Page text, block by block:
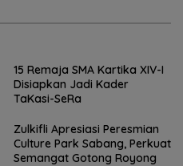
15 Remaja SMA Kartika XIV-I
Disiapkan Jadi Kader
TaKasi-SeRa
Zulkifli Apresiasi Peresmian
Culture Park Sabang, Perkuat
Semangat Gotong Royong